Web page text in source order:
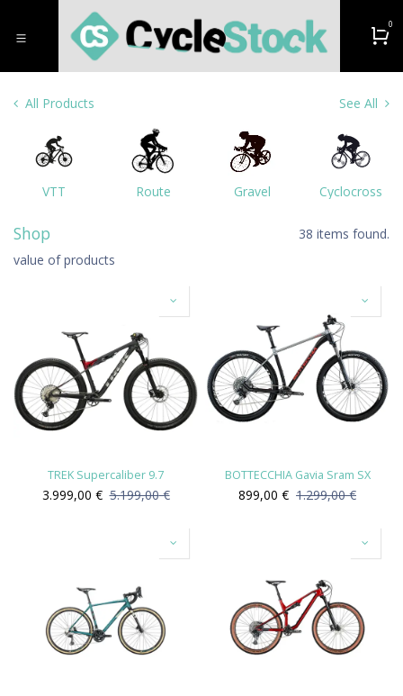
0
All Products See All
VTT Route Gravel Cyclocross
Shop
38 items found.
value of products
TREK Supercaliber 9.7
3.999,00 € 5.199,00€
BOTTECCHIA Gavia Sram SX
899,00 € 1.299,00€